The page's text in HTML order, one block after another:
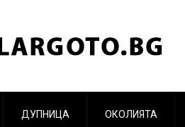
ДУПНИЦА ОКОЛИЯТА